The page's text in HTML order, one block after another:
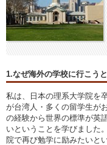
1.なぜ海外の学校に行こう
私は、日本の理系大学院を
が台湾人・多くの留学生が
の経験から世界の標準が英
いということを学びました
院で再び勉学に励みたいと